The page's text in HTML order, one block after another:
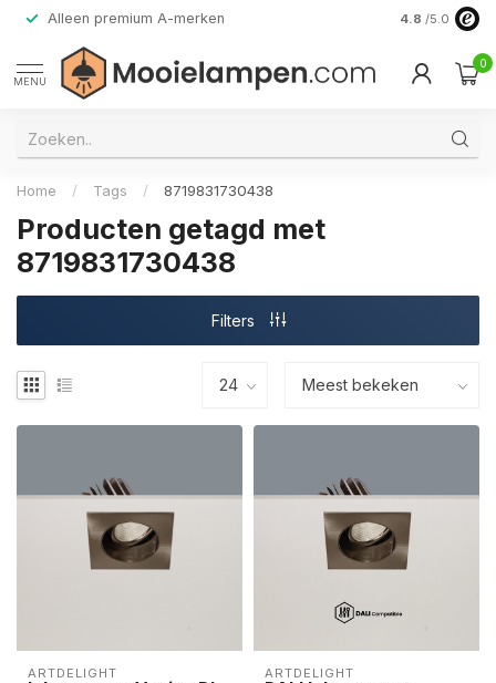
Alleen premium A-merken 4.8 /5.0
MENU
0
Home / Tags / 8719831730438
Producten getagd met
8719831730438
Filters
ARTDELIGHT ARTDELIGHT